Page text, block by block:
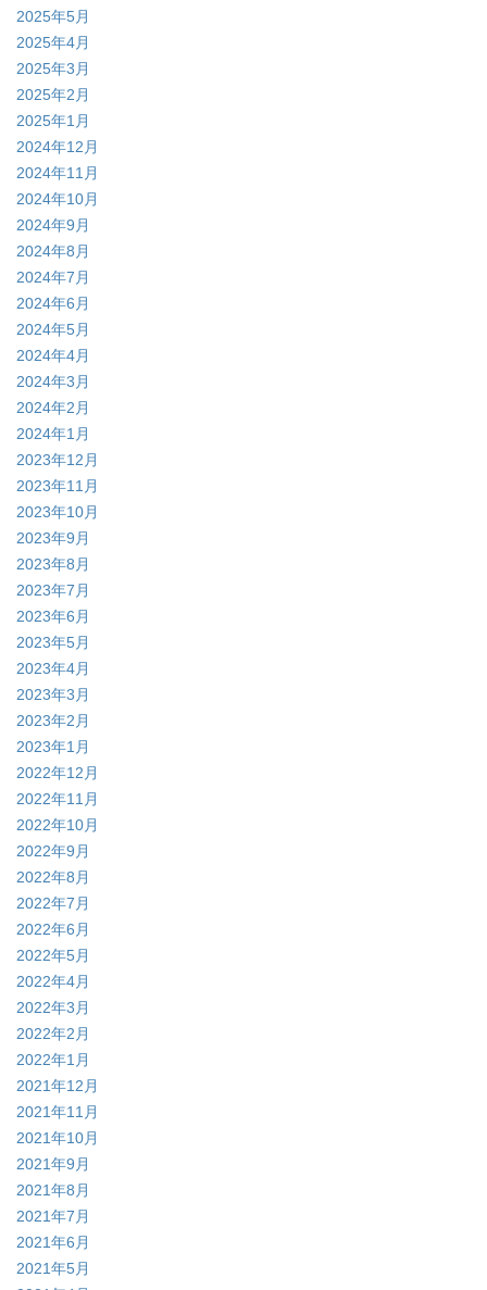
2025年5月
2025年4月
2025年3月
2025年2月
2025年1月
2024年12月
2024年11月
2024年10月
2024年9月
2024年8月
2024年7月
2024年6月
2024年5月
2024年4月
2024年3月
2024年2月
2024年1月
2023年12月
2023年11月
2023年10月
2023年9月
2023年8月
2023年7月
2023年6月
2023年5月
2023年4月
2023年3月
2023年2月
2023年1月
2022年12月
2022年11月
2022年10月
2022年9月
2022年8月
2022年7月
2022年6月
2022年5月
2022年4月
2022年3月
2022年2月
2022年1月
2021年12月
2021年11月
2021年10月
2021年9月
2021年8月
2021年7月
2021年6月
2021年5月